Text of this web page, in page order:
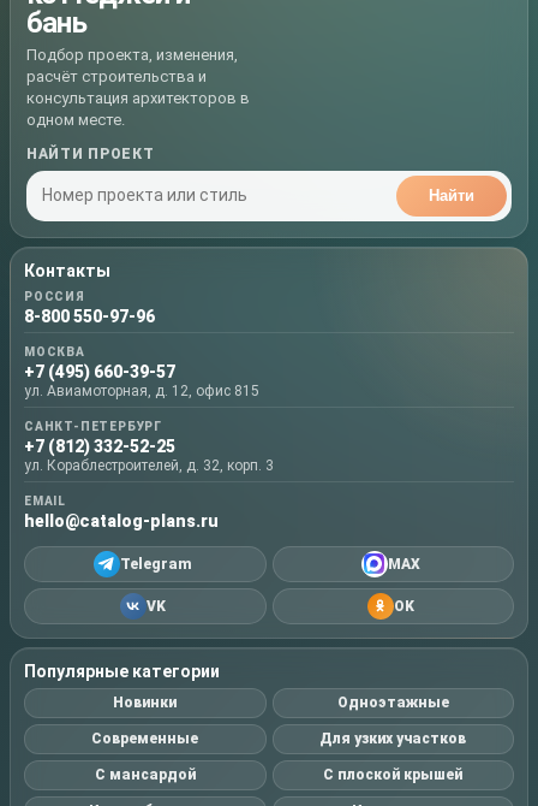
бань
Подбор проекта, изменения,
расчёт строительства и
консультация архитекторов в
одном месте.
НАЙТИ ПРОЕКТ
Найти
Контакты
РОССИЯ
8-800 550-97-96
МОСКВА
+7 (495) 660-39-57
ул. Авиамоторная, д. 12, офис 815
САНКТ-ПЕТЕРБУРГ
+7 (812) 332-52-25
ул. Кораблестроителей, д. 32, корп. 3
EMAIL
hello@catalog-plans.ru
Telegram MAX
VK OK
Популярные категории
Новинки Одноэтажные
Современные Для узких участков
С мансардой С плоской крышей